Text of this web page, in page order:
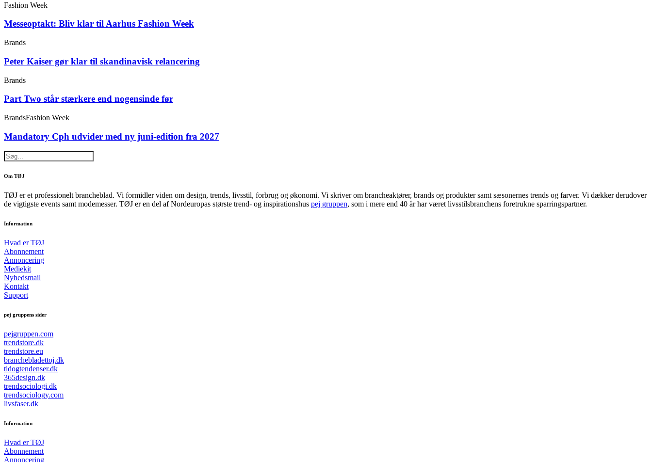
Fashion Week
Messeoptakt: Bliv klar til Aarhus Fashion Week
Brands
Peter Kaiser gør klar til skandinavisk relancering
Brands
Part Two står stærkere end nogensinde før
BrandsFashion Week
Mandatory Cph udvider med ny juni-edition fra 2027
Om TØJ
TØJ er et professionelt brancheblad. Vi formidler viden om design, trends, livsstil, forbrug og økonomi. Vi skriver om brancheaktører, brands og produkter samt sæsonernes trends og farver. Vi dækker derudover
de vigtigste events samt modemesser. TØJ er en del af Nordeuropas største trend- og inspirationshus pej gruppen, som i mere end 40 år har været livsstilsbranchens foretrukne sparringspartner.
Information
Hvad er TØJ
Abonnement
Annoncering
Mediekit
Nyhedsmail
Kontakt
Support
pej gruppens sider
pejgruppen.com
trendstore.dk
trendstore.eu
branchebladettoj.dk
tidogtendenser.dk
365design.dk
trendsociologi.dk
trendsociology.com
livsfaser.dk
Information
Hvad er TØJ
Abonnement
Annoncering